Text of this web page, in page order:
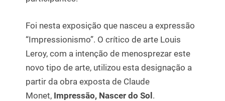
Foi nesta exposição que nasceu a expressão
“Impressionismo”. O crítico de arte Louis
Leroy, com a intenção de menosprezar este
novo tipo de arte, utilizou esta designação a
partir da obra exposta de Claude
Monet, Impressão, Nascer do Sol.